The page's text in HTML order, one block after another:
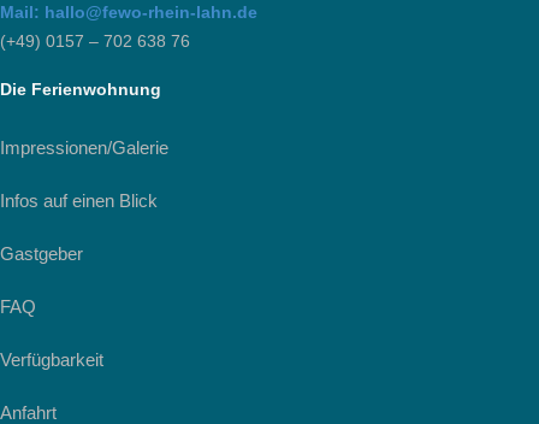
Mail: hallo@fewo-rhein-lahn.de
(+49) 0157 – 702 638 76
Die Ferienwohnung
Impressionen/Galerie
Infos auf einen Blick
Gastgeber
FAQ
Verfügbarkeit
Anfahrt